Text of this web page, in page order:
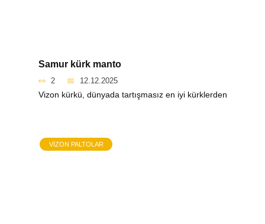
Samur kürk manto
2 12.12.2025
Vizon kürkü, dünyada tartışmasız en iyi kürklerden
VIZON PALTOLAR